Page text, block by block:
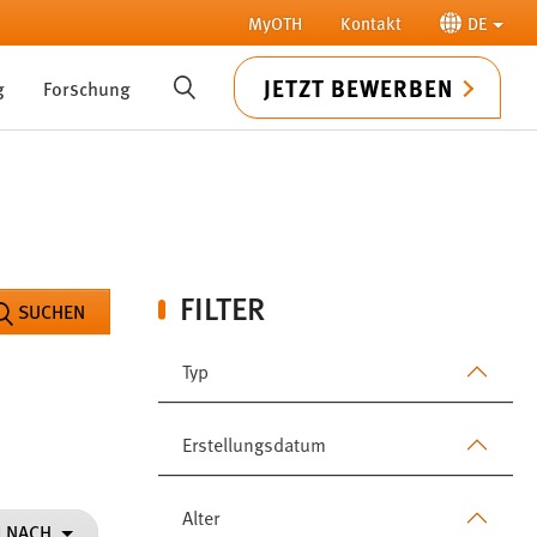
MyOTH Kontakt DE
Forschung SUCHE JETZT BEWERBEN
FILTER
Typ
Erstellungsdatum
Alter
SUCHEN